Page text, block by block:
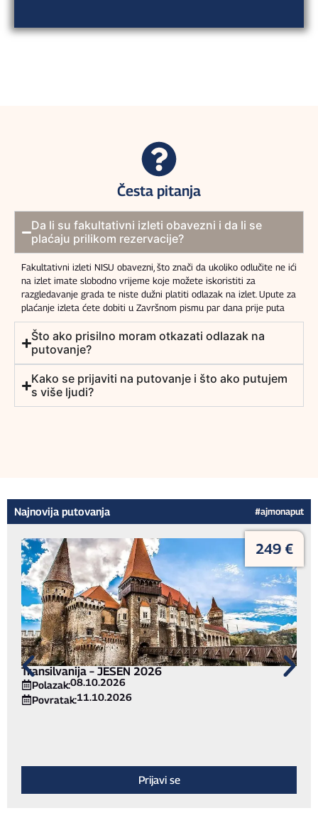
Česta pitanja
Da li su fakultativni izleti obavezni i da li se
plaćaju prilikom rezervacije?
Fakultativni izleti NISU obavezni, što znači da ukoliko odlučite ne ići
na izlet imate slobodno vrijeme koje možete iskoristiti za
razgledavanje grada te niste dužni platiti odlazak na izlet. Upute za
plaćanje izleta ćete dobiti u Završnom pismu par dana prije puta
Što ako prisilno moram otkazati odlazak na
putovanje?
Kako se prijaviti na putovanje i što ako putujem
s više ljudi?
Najnovija putovanja #ajmonaput
249 €
Transilvanija – JESEN 2026
Polazak:08.10.2026
Povratak:11.10.2026
Prijavi se